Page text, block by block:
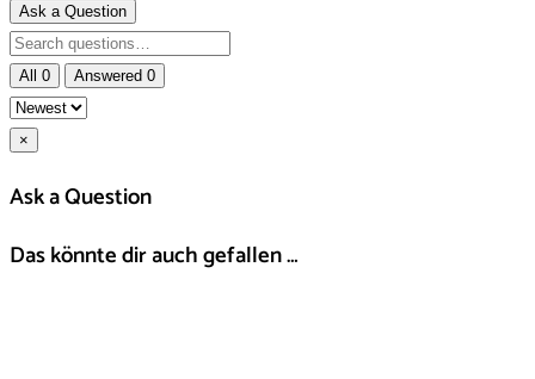
Ask a Question
All 0 Answered 0
×
Ask a Question
Das könnte dir auch gefallen …